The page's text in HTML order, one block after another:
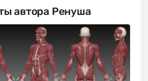
автора Ренуша